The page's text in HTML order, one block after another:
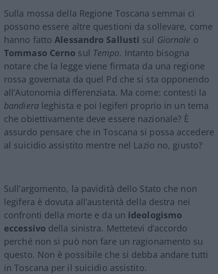
Sulla mossa della Regione Toscana semmai ci
possono essere altre questioni da sollevare, come
hanno fattoAlessandro Sallusti sul Giornale o
Tommaso Cerno sul Tempo. Intanto bisogna
notare che la legge viene firmata da una regione
rossa governata da quel Pd che si sta opponendo
all’Autonomia differenziata. Ma come: contesti la
bandieraleghista e poi legiferi proprio in un tema
che obiettivamente deve essere nazionale? È
assurdo pensare che in Toscana si possa accedere
al suicidio assistito mentre nel Lazio no, giusto?
Sull’argomento, la pavidità dello Stato che non
legifera è dovuta all’austerità della destra nei
confronti della morte e da un ideologismo
eccessivo della sinistra. Mettetevi d’accordo
perché non si può non fare un ragionamento su
questo. Non è possibile che si debba andare tutti
in Toscana per il suicidio assistito.